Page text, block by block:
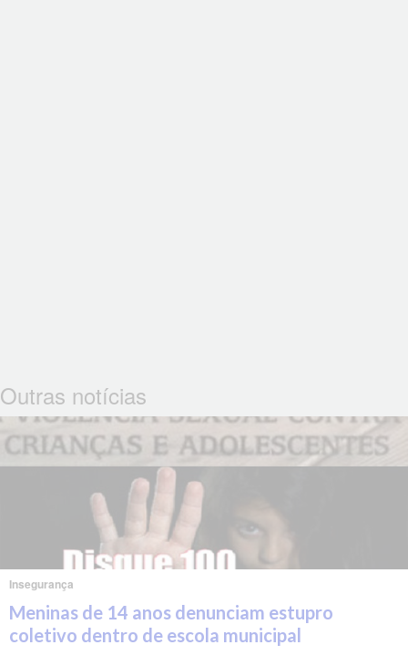
Outras notícias
Insegurança
Meninas de 14 anos denunciam estupro
coletivo dentro de escola municipal